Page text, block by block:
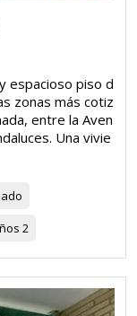
espacioso piso d
zonas más cotiz
entre la Aven
Una vivie
2